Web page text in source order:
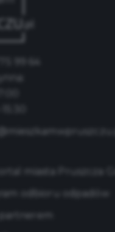
99 64
miasta Pruszcza
odbioru odpadów